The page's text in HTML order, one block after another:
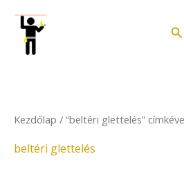
content
Kezdőlap / “beltéri glettelés”
beltéri glettelés